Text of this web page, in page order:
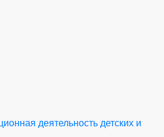
деятельность детских и